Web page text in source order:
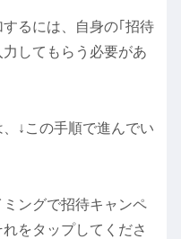
るには、自身の｢招待
してもらう必要があ
↓この手順で進んでい
ングで招待キャンペ
をタップしてくださ